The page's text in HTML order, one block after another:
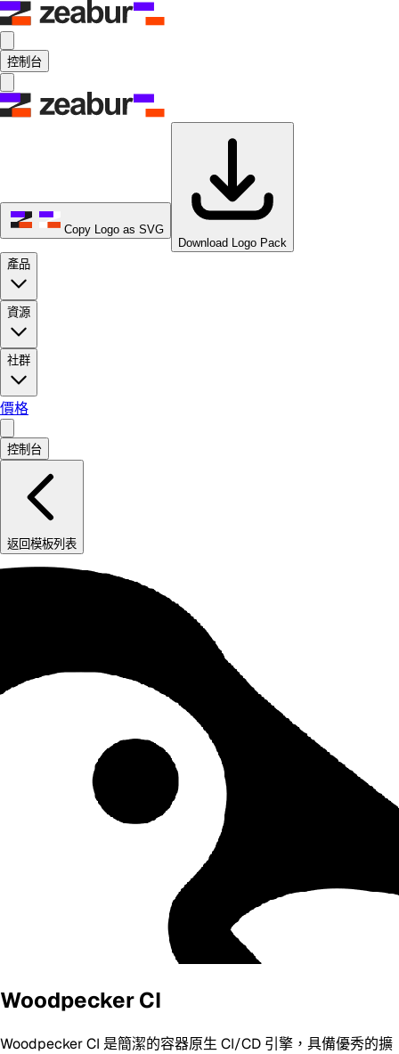
控制台
Copy Logo as SVG
Download Logo Pack
產品
資源
社群
價格
控制台
返回模板列表
Woodpecker CI
Woodpecker CI 是簡潔的容器原生 CI/CD 引擎，具備優秀的擴